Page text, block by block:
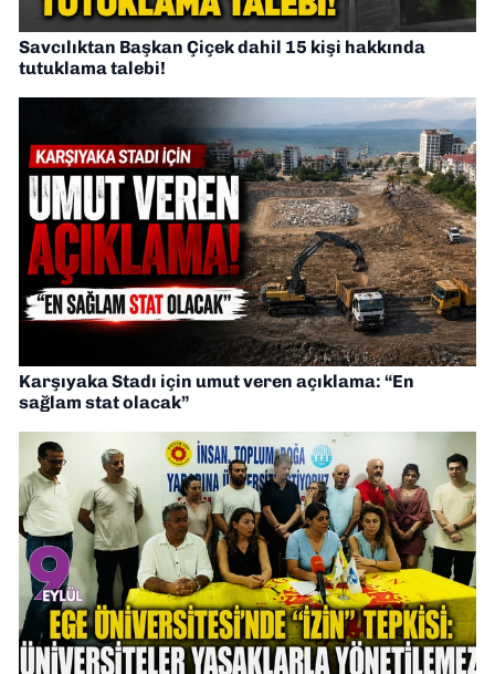
Savcılıktan Başkan Çiçek dahil 15 kişi hakkında
tutuklama talebi!
Karşıyaka Stadı için umut veren açıklama: “En
sağlam stat olacak”